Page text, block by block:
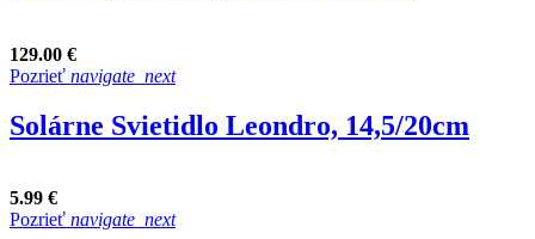
129.00 €
Pozrieť navigate_next
Solárne Svietidlo Leondro, 14,5/20cm
5.99 €
Pozrieť navigate_next